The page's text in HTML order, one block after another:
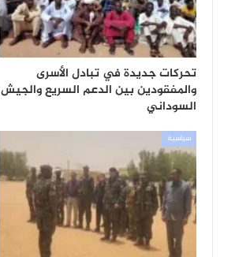
تحركات جديدة في تبادل الأسرى
والمفقودين بين الدعم السريع والجيش
السوداني
سياسية